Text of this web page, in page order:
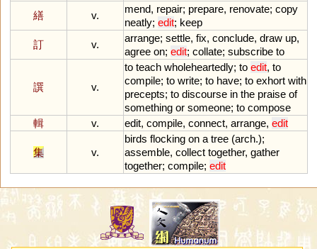
繕
v.
mend, repair; prepare, renovate; copy
neatly; edit; keep
訂
v.
arrange; settle, fix, conclude, draw up,
agree on; edit; collate; subscribe to
譔 v.
to teach wholeheartedly; to edit, to
compile; to write; to have; to exhort with
precepts; to discourse in the praise of
something or someone; to compose
輯
v. edit, compile, connect, arrange, edit
集 v.
birds flocking on a tree (arch.);
assemble, collect together, gather
together; compile; edit